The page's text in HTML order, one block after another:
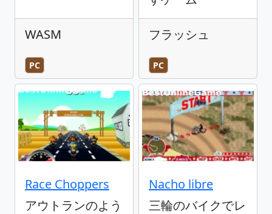
WASM
PC
フラッシュ
PC
Race Choppers
アウトランのよう
Nacho libre
三輪のバイクでレ